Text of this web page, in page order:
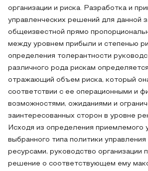
организации и риска. Разработка и
управленческих решений для данной
общеизвестной прямо
между уровнем прибыли и степенью
определения толерантности
различного рода рискам
отражающий объем риска, который
соответствии с ее операционными и
возможностями, ожиданиями и
заинтересованных сторон в уровне
Исходя из определения приемлемого
выбранного типа политики
ресурсами, руководство организации
решение о соответствующем ему